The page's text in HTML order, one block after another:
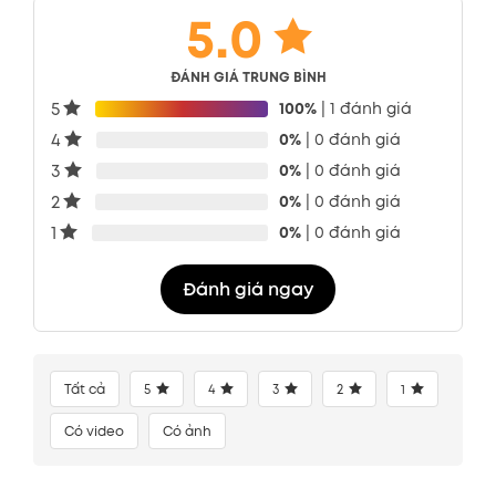
5.0
ĐÁNH GIÁ TRUNG BÌNH
5 100% | 1 đánh giá
4 0% | 0 đánh giá
3 0% | 0 đánh giá
2 0% | 0 đánh giá
1 0% | 0 đánh giá
Đánh giá ngay
Tất cả 5 4 3 2 1
Có video Có ảnh